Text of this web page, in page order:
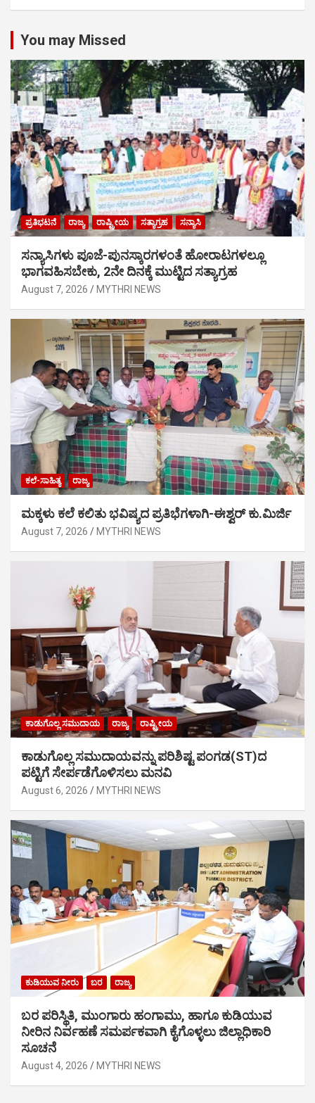
You may Missed
ಪ್ರತಿಭಟನೆ ರಾಜ್ಯ ರಾಷ್ಟ್ರೀಯ ಸತ್ಯಾಗ್ರಹ ಸನ್ಯಾಸಿ
ಸನ್ಯಾಸಿಗಳು ಪೂಜೆ-ಪುನಸ್ಕಾರಗಳಂತೆ ಹೋರಾಟಗಳಲ್ಲೂ
ಭಾಗವಹಿಸಬೇಕು, 2ನೇ ದಿನಕ್ಕೆ ಮುಟ್ಟಿದ ಸತ್ಯಾಗ್ರಹ
August 7, 2026 MYTHRI NEWS
ಕಲೆ-ಸಾಹಿತ್ಯ ರಾಜ್ಯ
ಮಕ್ಕಳು ಕಲೆ ಕಲಿತು ಭವಿಷ್ಯದ ಪ್ರತಿಭೆಗಳಾಗಿ-ಈಶ್ವರ್ ಕು.ಮಿರ್ಜಿ
August 7, 2026 MYTHRI NEWS
ಕಾಡುಗೊಲ್ಲ ಸಮುದಾಯ ರಾಜ್ಯ ರಾಷ್ಟ್ರೀಯ
ಕಾಡುಗೊಲ್ಲ ಸಮುದಾಯವನ್ನು ಪರಿಶಿಷ್ಟ ಪಂಗಡ(ST)ದ
ಪಟ್ಟಿಗೆ ಸೇರ್ಪಡೆಗೊಳಿಸಲು ಮನವಿ
August 6, 2026 MYTHRI NEWS
ಕುಡಿಯುವ ನೀರು ಬರ ರಾಜ್ಯ
ಬರ ಪರಿಸ್ಥಿತಿ, ಮುಂಗಾರು ಹಂಗಾಮು, ಹಾಗೂ ಕುಡಿಯುವ
ನೀರಿನ ನಿರ್ವಹಣೆ ಸಮರ್ಪಕವಾಗಿ ಕೈಗೊಳ್ಳಲು ಜಿಲ್ಲಾಧಿಕಾರಿ
ಸೂಚನೆ
August 4, 2026 MYTHRI NEWS